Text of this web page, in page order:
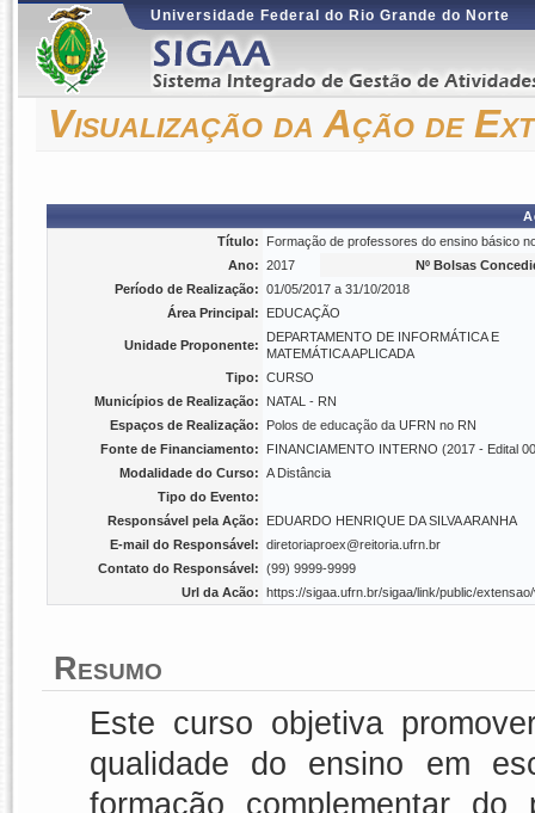
Universidade Federal do Rio Grande do Norte
Visualização da Ação de
Título:
Formação de professores do ensino básico
Ano: 2017
Nº Bolsas
Período de Realização: 01/05/2017 a 31/10/2018
Área Principal:
EDUCAÇÃO
Unidade Proponente:
DEPARTAMENTO DE INFORMÁTICA E
MATEMÁTICA APLICADA
Tipo: CURSO
Municípios de Realização:
NATAL - RN
Espaços de Realização:
Polos de educação da UFRN no RN
Fonte de Financiamento:
FINANCIAMENTO INTERNO (2017 - Edital
Modalidade do Curso: A Distância
Tipo do Evento:
Responsável pela Ação:
EDUARDO HENRIQUE DA SILVA ARANHA
E-mail do Responsável: diretoriaproex@reitoria.ufrn.br
Contato do Responsável: (99) 9999-9999
Url da Acão: https://sigaa.ufrn.br/sigaa/link/public/
Resumo
Este curso objetiva
qualidade do ensino em
formação complementar